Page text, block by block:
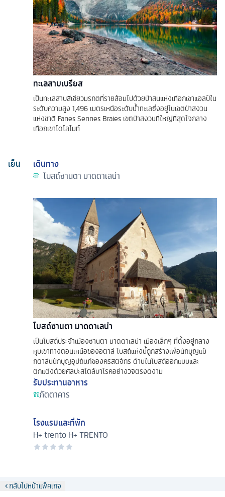
ทะเลสาบเบรียส
เป็นทะเลสาบสีเขียวมรกตที่รายล้อมไปด้วยป่าสนแห่งเทือกเขาแอลป์ใน
ระดับความสูง 1,496 เมตรเหนือระดับน้ำทะเลซึ่งอยู่ในเขตป่าสงวน
แห่งชาติ Fanes Sennes Braies เขตป่าสงวนที่ใหญ่ที่สุดใจกลาง
เทือกเขาโดโลไมท์
เย็น
เดินทาง
โบสถ์ซานตา มาดดาเลน่า
โบสถ์ซานตา มาดดาเลน่า
เป็นโบสถ์ประจำเมืองซานตา มาดดาเลน่า เมืองเล็กๆ ที่ตั้งอยู่กลาง
หุบเขาทางตอนเหนือของอิตาลี โบสถ์แห่งนี้ถูกสร้างเพื่อนักบุญแม็
กดาลีนนักบุญอุปถัมภ์ของคริสตจักร ด้านในโบสถ์ออกแบบและ
ตกแต่งด้วยศิลปะสไตล์บาโรคอย่างวิจิตรงดงาม
รับประทานอาหาร
ภัตตาคาร
โรงแรมและที่พัก
H+ trentoH+ TRENTO
กลับไปหน้าแพ็คเกจ